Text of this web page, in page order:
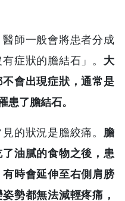
師一般會將患者分成
症狀的膽結石」。 大
會出現症狀，通常是
患了膽結石。
的狀況是膽絞痛。 膽
油膩的食物之後，患
時會延伸至右側肩膀
勢都無法減輕疼痛，